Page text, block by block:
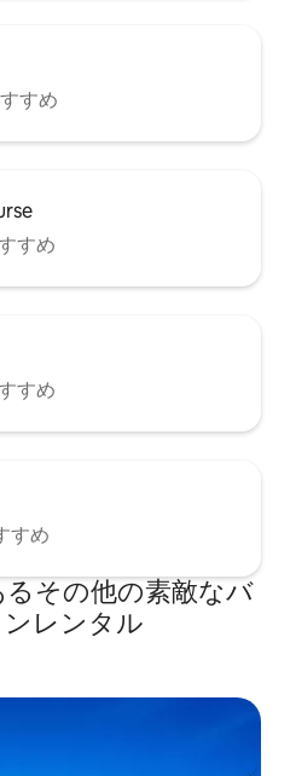
すめ
すめ
すめ
すめ
その他の素敵なバ
レンタル